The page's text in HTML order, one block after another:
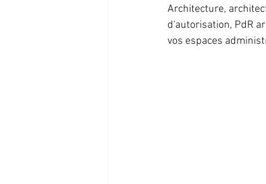
Architecture,
d'autorisation, PdR
vos espaces